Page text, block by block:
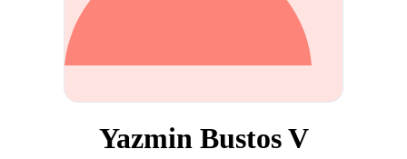
Yazmin Bustos V